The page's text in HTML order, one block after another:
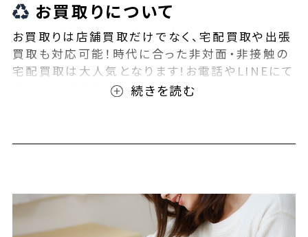
お買取りについて
お買取りは店舗買取だけでなく、宅配買取や出張
買取も対応可能！時代に合った非対面・非接触の
宅配買取は大人気となります!お電話やLINEにて
事前査定が可能となっております！また無料の宅